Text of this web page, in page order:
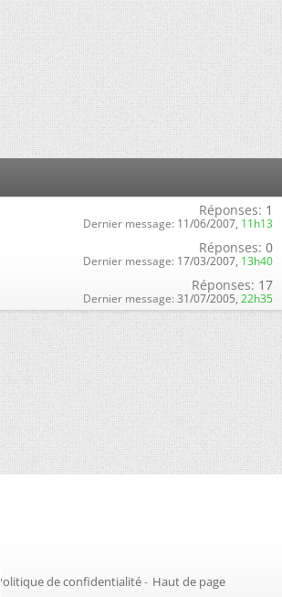
Réponses: 1
Dernier message: 11/06/2007, 11h13
Réponses: 0
Dernier message: 17/03/2007, 13h40
Réponses: 17
Dernier message: 31/07/2005, 22h35
Politique de confidentialité- Haut de page